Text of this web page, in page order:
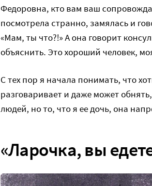
Федоровна, кто вам ваш
посмотрела странно, замялась и
«Мам, ты что?!» А она говорит
объяснить. Это хороший человек,
С тех пор я начала понимать, что
разговаривает и даже может
людей, но то, что я ее дочь, она
«Ларочка, вы